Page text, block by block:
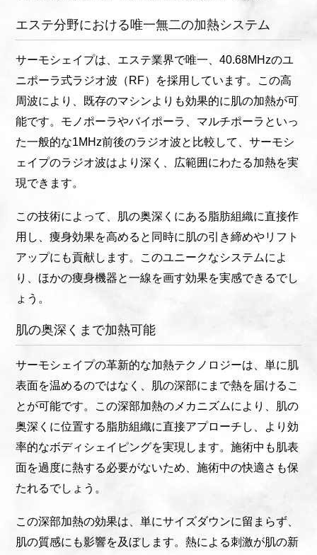
エステ分野における唯一無二の加熱システム
サーモシェイプは、エステ業界で唯一、40.68MHzのユ
ニポーラ式ラジオ波（RF）を採用しています。この高
周波により、既存のマシンよりも効果的に肌の加熱が可
能です。モノポーラやバイポーラ、マルチポーラといっ
た一般的な1MHz前後のラジオ波と比較して、サーモシ
ェイプのラジオ波はより深く、広範囲にわたる加熱を実
現できます。
この技術によって、肌の奥深くにある脂肪組織に直接作
用し、痩身効果を高めると同時に肌の引き締めやリフト
アップにも貢献します。このユニークなシステムによ
り、ほかの痩身機器と一線を画す効果を実感できるでし
ょう。
肌の奥深くまで加熱可能
サーモシェイプの革新的な加熱テクノロジーは、単に肌
表面を温めるのではなく、肌の深部にまで熱を届けるこ
とが可能です。この深部加熱のメカニズムにより、肌の
奥深くに位置する脂肪組織に直接アプローチし、より効
率的なボディシェイピングを実現します。施術中も肌表
面を過度に熱する必要がないため、施術中の快適さも保
たれるでしょう。
この深部加熱の効果は、単にサイズダウンに留まらず、
肌の質感にも影響を及ぼします。熱による刺激が肌の新